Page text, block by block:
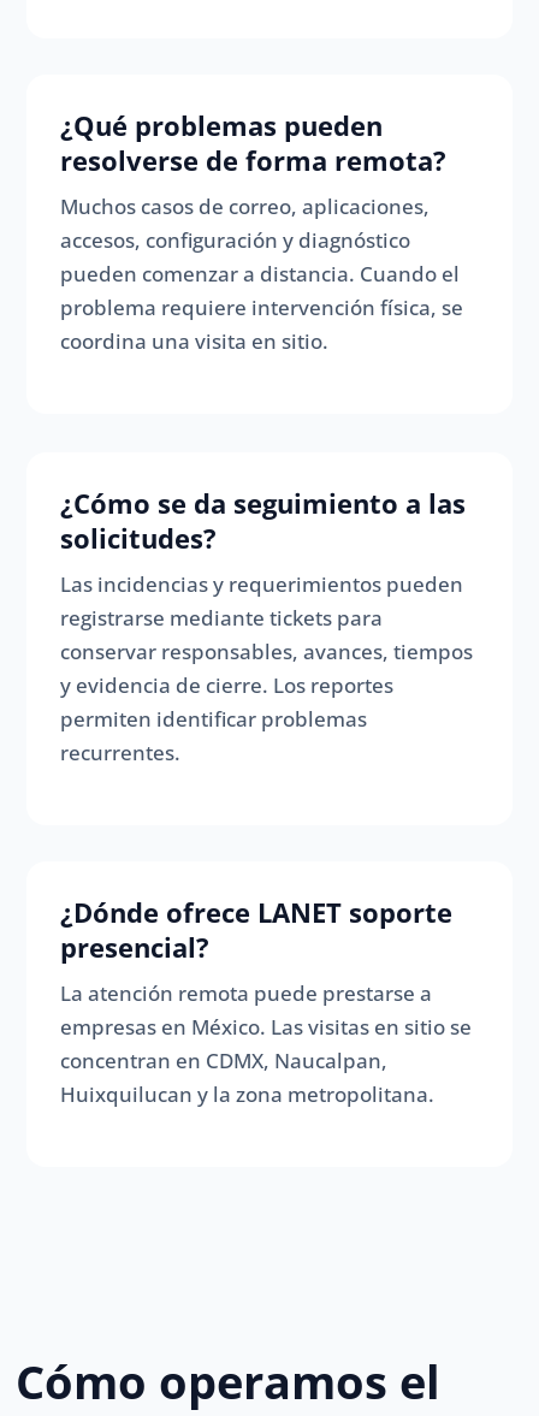
¿Qué problemas pueden
resolverse de forma remota?
Muchos casos de correo, aplicaciones,
accesos, configuración y diagnóstico
pueden comenzar a distancia. Cuando el
problema requiere intervención física, se
coordina una visita en sitio.
¿Cómo se da seguimiento a las
solicitudes?
Las incidencias y requerimientos pueden
registrarse mediante tickets para
conservar responsables, avances, tiempos
y evidencia de cierre. Los reportes
permiten identificar problemas
recurrentes.
¿Dónde ofrece LANET soporte
presencial?
La atención remota puede prestarse a
empresas en México. Las visitas en sitio se
concentran en CDMX, Naucalpan,
Huixquilucan y la zona metropolitana.
Cómo operamos el